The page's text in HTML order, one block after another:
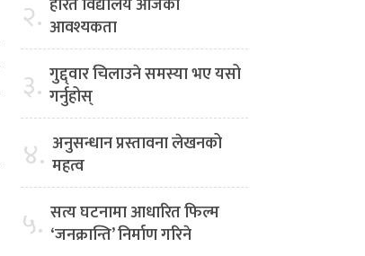
२. हरित विद्यालय आजको
आवश्यकता
३. गुद्द्वार चिलाउने समस्या भए यसो
गर्नुहोस्
४. अनुसन्धान प्रस्तावना लेखनको
महत्व
५. सत्य घटनामा आधारित फिल्म
‘जनक्रान्ति’ निर्माण गरिने